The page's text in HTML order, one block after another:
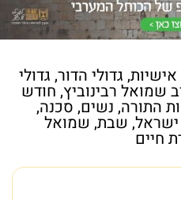
אישיות, גדולי הדור, גדולי
שמואל רבינוביץ, חודש
התורה, נשים, סכנה,
ישראל, שבת, שמואל
חיים